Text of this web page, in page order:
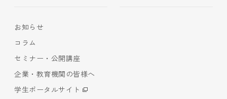
お知らせ
コラム
セミナー・公開講座
企業・教育機関の皆様へ
学生ポータルサイト